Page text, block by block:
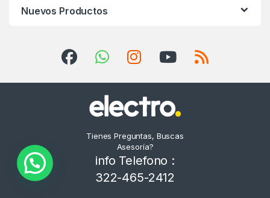
Nuevos Productos
Tienes Preguntas, Buscas
Asesoría?
info Telefono :
322-465-2412